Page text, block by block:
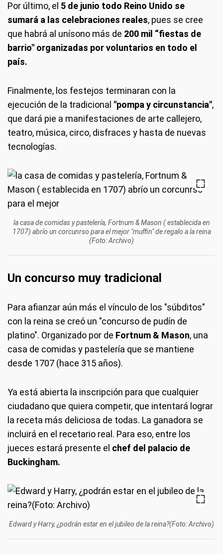
Por último, el 5 de junio todo Reino Unido se
sumará a las celebraciones reales, pues se cree
que habrá al unísono más de 200 mil “fiestas de
barrio" organizadas por voluntarios en todo el
país.
Finalmente, los festejos terminaran con la
ejecución de la tradicional "pompa y circunstancia",
que dará pie a manifestaciones de arte callejero,
teatro, música, circo, disfraces y hasta de nuevas
tecnologías.
la casa de comidas y pastelería, Fortnum & Mason ( establecida en
1707) abrío un corcunrso para el mejor "muffin" de regalo a la reina
(Foto: Archivo)
Un concurso muy tradicional
Para afianzar aún más el vínculo de los "súbditos"
con la reina se creó un "concurso de pudín de
platino". Organizado por de Fortnum & Mason, una
casa de comidas y pastelería que se mantiene
desde 1707 (hace 315 años).
Ya está abierta la inscripción para que cualquier
ciudadano que quiera competir, que intentará lograr
la receta más deliciosa de todas. La ganadora se
incluirá en el recetario real. Para eso, entre los
jueces estará presente el chef del palacio de
Buckingham.
Edward y Harry, ¿podrán estar en el jubileo de la reina?(Foto: Archivo)